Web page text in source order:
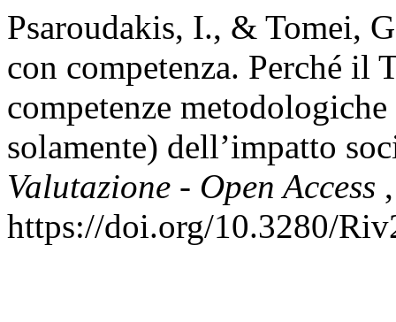
Psaroudakis, I., & Tomei,
con competenza. Perché il
competenze
solamente) dell’impatto
Valutazione - Open Access
https://doi.org/10.3280/